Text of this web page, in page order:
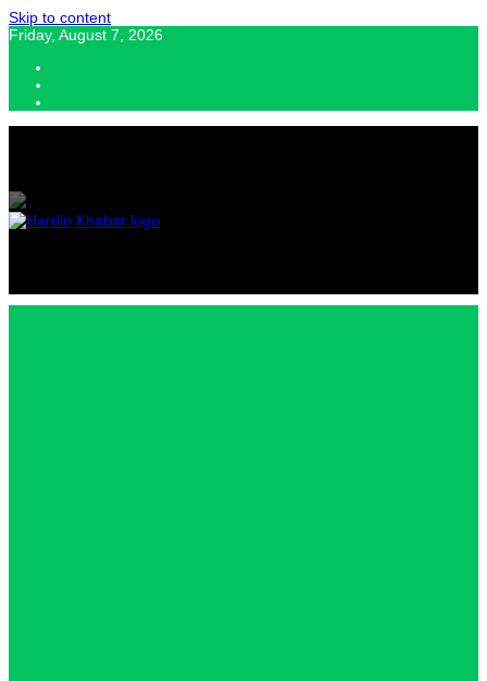
Skip to content
Friday, August 7, 2026